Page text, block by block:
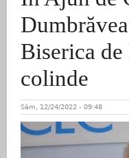
Biserica de
colinde
Sâm, 12/24/2022 - 09:48